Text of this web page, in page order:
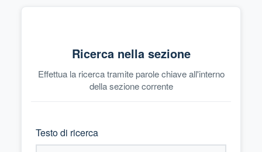
Ricerca nella sezione
Effettua la ricerca tramite parole chiave all'interno
della sezione corrente
Testo di ricerca